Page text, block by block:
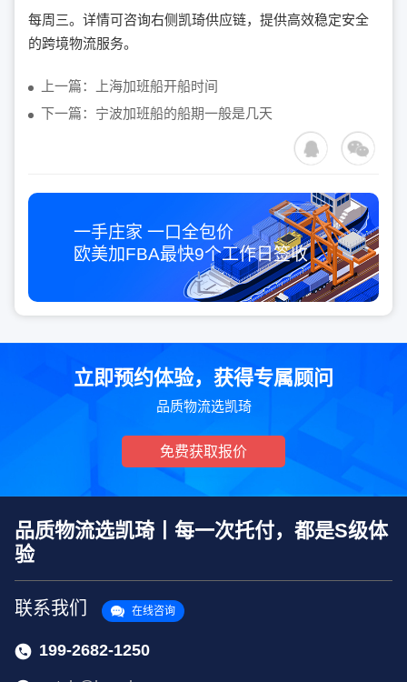
每周三。详情可咨询右侧凯琦供应链，提供高效稳定安全
的跨境物流服务。
上一篇：上海加班船开船时间
下一篇：宁波加班船的船期一般是几天
一手庄家 一口全包价
欧美加FBA最快9个工作日签收
立即预约体验，获得专属顾问
品质物流选凯琦
免费获取报价
品质物流选凯琦丨每一次托付，都是S级体
验
联系我们 在线咨询
199-2682-1250